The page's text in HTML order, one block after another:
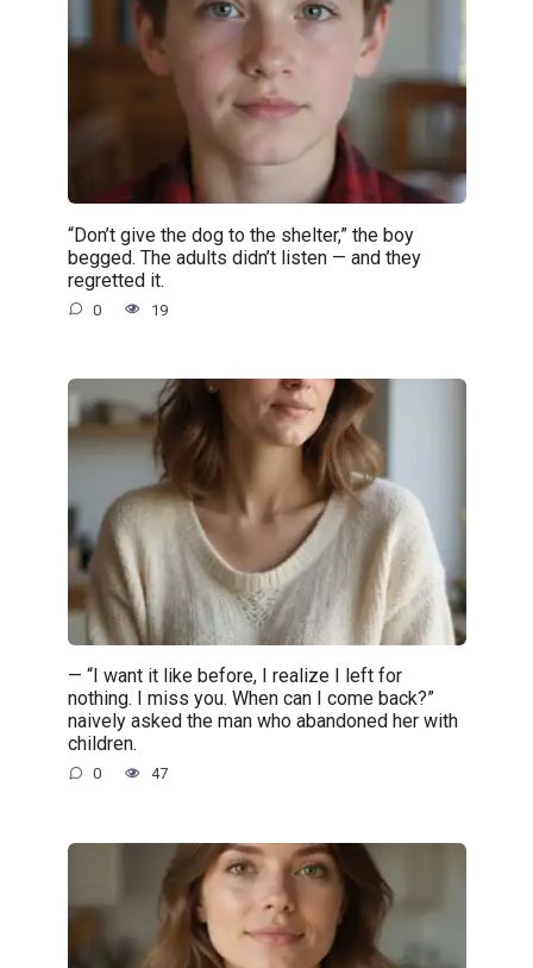
“Don’t give the dog to the shelter,” the boy
begged. The adults didn’t listen — and they
regretted it.
0 19
— “I want it like before, I realize I left for
nothing. I miss you. When can I come back?”
naively asked the man who abandoned her with
children.
0 47